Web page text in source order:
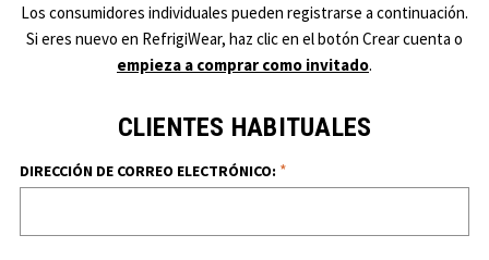
Los consumidores individuales pueden registrarse a continuación.
Si eres nuevo en RefrigiWear, haz clic en el botón Crear cuenta o
empieza a comprar como invitado.
CLIENTES HABITUALES
DIRECCIÓN DE CORREO ELECTRÓNICO: *